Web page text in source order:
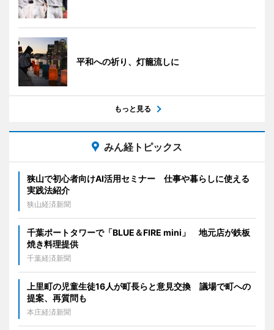
平和への祈り、灯籠流しに
もっと見る
みん経トピックス
狭山で初心者向けAI活用セミナー 仕事や暮らしに使える
実践法紹介
狭山経済新聞
千葉ポートタワーで「BLUE＆FIRE mini」 地元店が鉄板
焼き料理提供
千葉経済新聞
上里町の児童生徒16人が町長らと意見交換 議場で町への
提案、再質問も
本庄経済新聞